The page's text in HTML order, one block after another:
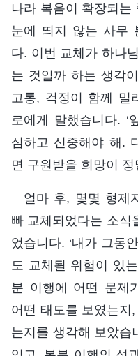
나라 복음이 확장되는
눈에 띄지 않는 사무
다. 이번 교체가 하나
는 것일까 하는 생각
고통, 걱정이 함께 밀
로에게 말했습니다. ‘
심하고 신중해야 해.
면 구원받을 희망이 정
얼마 후, 몇몇 형제
빠 교체되었다는 소식
었습니다. ‘내가 그동
도 교체될 위험이 있
분 이행에 어떤 문제
어떤 태도를 보였는지
는지를 생각해 보았습